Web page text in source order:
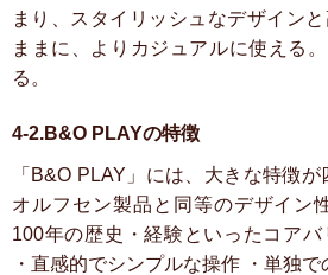
まり、スタイリッシュなデザイン
ままに、よりカジュアルに使える
る。
4-2.B&O PLAYの特徴
「B&O PLAY」には、大きな特徴が
オルフセン製品と同等のデザイン
100年の歴史・経験といったコア
・直感的でシンプルな操作 ・単独